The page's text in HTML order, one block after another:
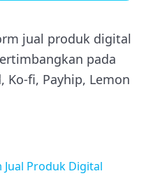
jual produk digital
pada
Ko-fi, Payhip, Lemon
Produk Digital